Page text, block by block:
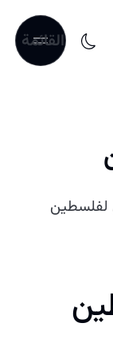
القائمة
لفلسطين